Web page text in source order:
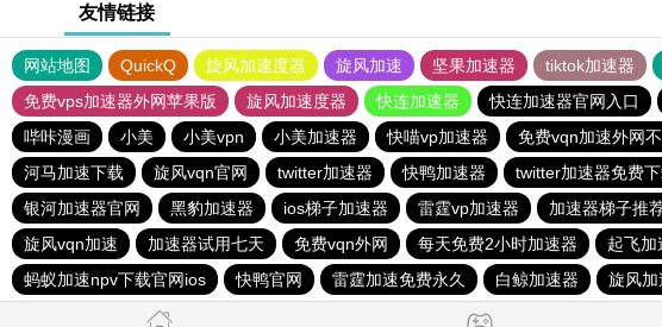
友情链接
网站地图 QuickQ 旋风加速度器 旋风加速 坚果加速器 tiktok加速器
免费vps加速器外网苹果版
旋风加速度器 快连加速器 快连加速器官网入口
哔咔漫画
小美 小美vpn 小美加速器 快喵vp加速器 免费vqn加速外网
河马加速下载
旋风vqn官网 twitter加速器 快鸭加速器 twitter加速器免费
银河加速器官网
黑豹加速器 ios梯子加速器 雷霆vp加速器 加速器梯子推
旋风vqn加速
加速器试用七天 免费vqn外网 每天免费2小时加速器 起飞加
蚂蚁加速npv下载官网ios
快鸭官网 雷霆加速免费永久 白鲸加速器 旋风加